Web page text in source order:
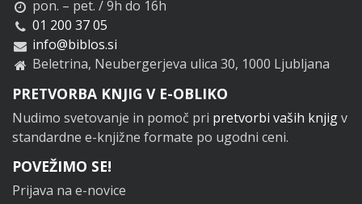
pon. – pet. / 9h do 16h
01 200 37 05
info@biblos.si
Beletrina, Neubergerjeva ulica 30, 1000 Ljubljana
PRETVORBA KNJIG V E-OBLIKO
Nudimo svetovanje in pomoč pri pretvorbi vaših knjigv
standardne e-knjižne formate po ugodni ceni.
POVEŽIMO SE!
Prijava na e-novice